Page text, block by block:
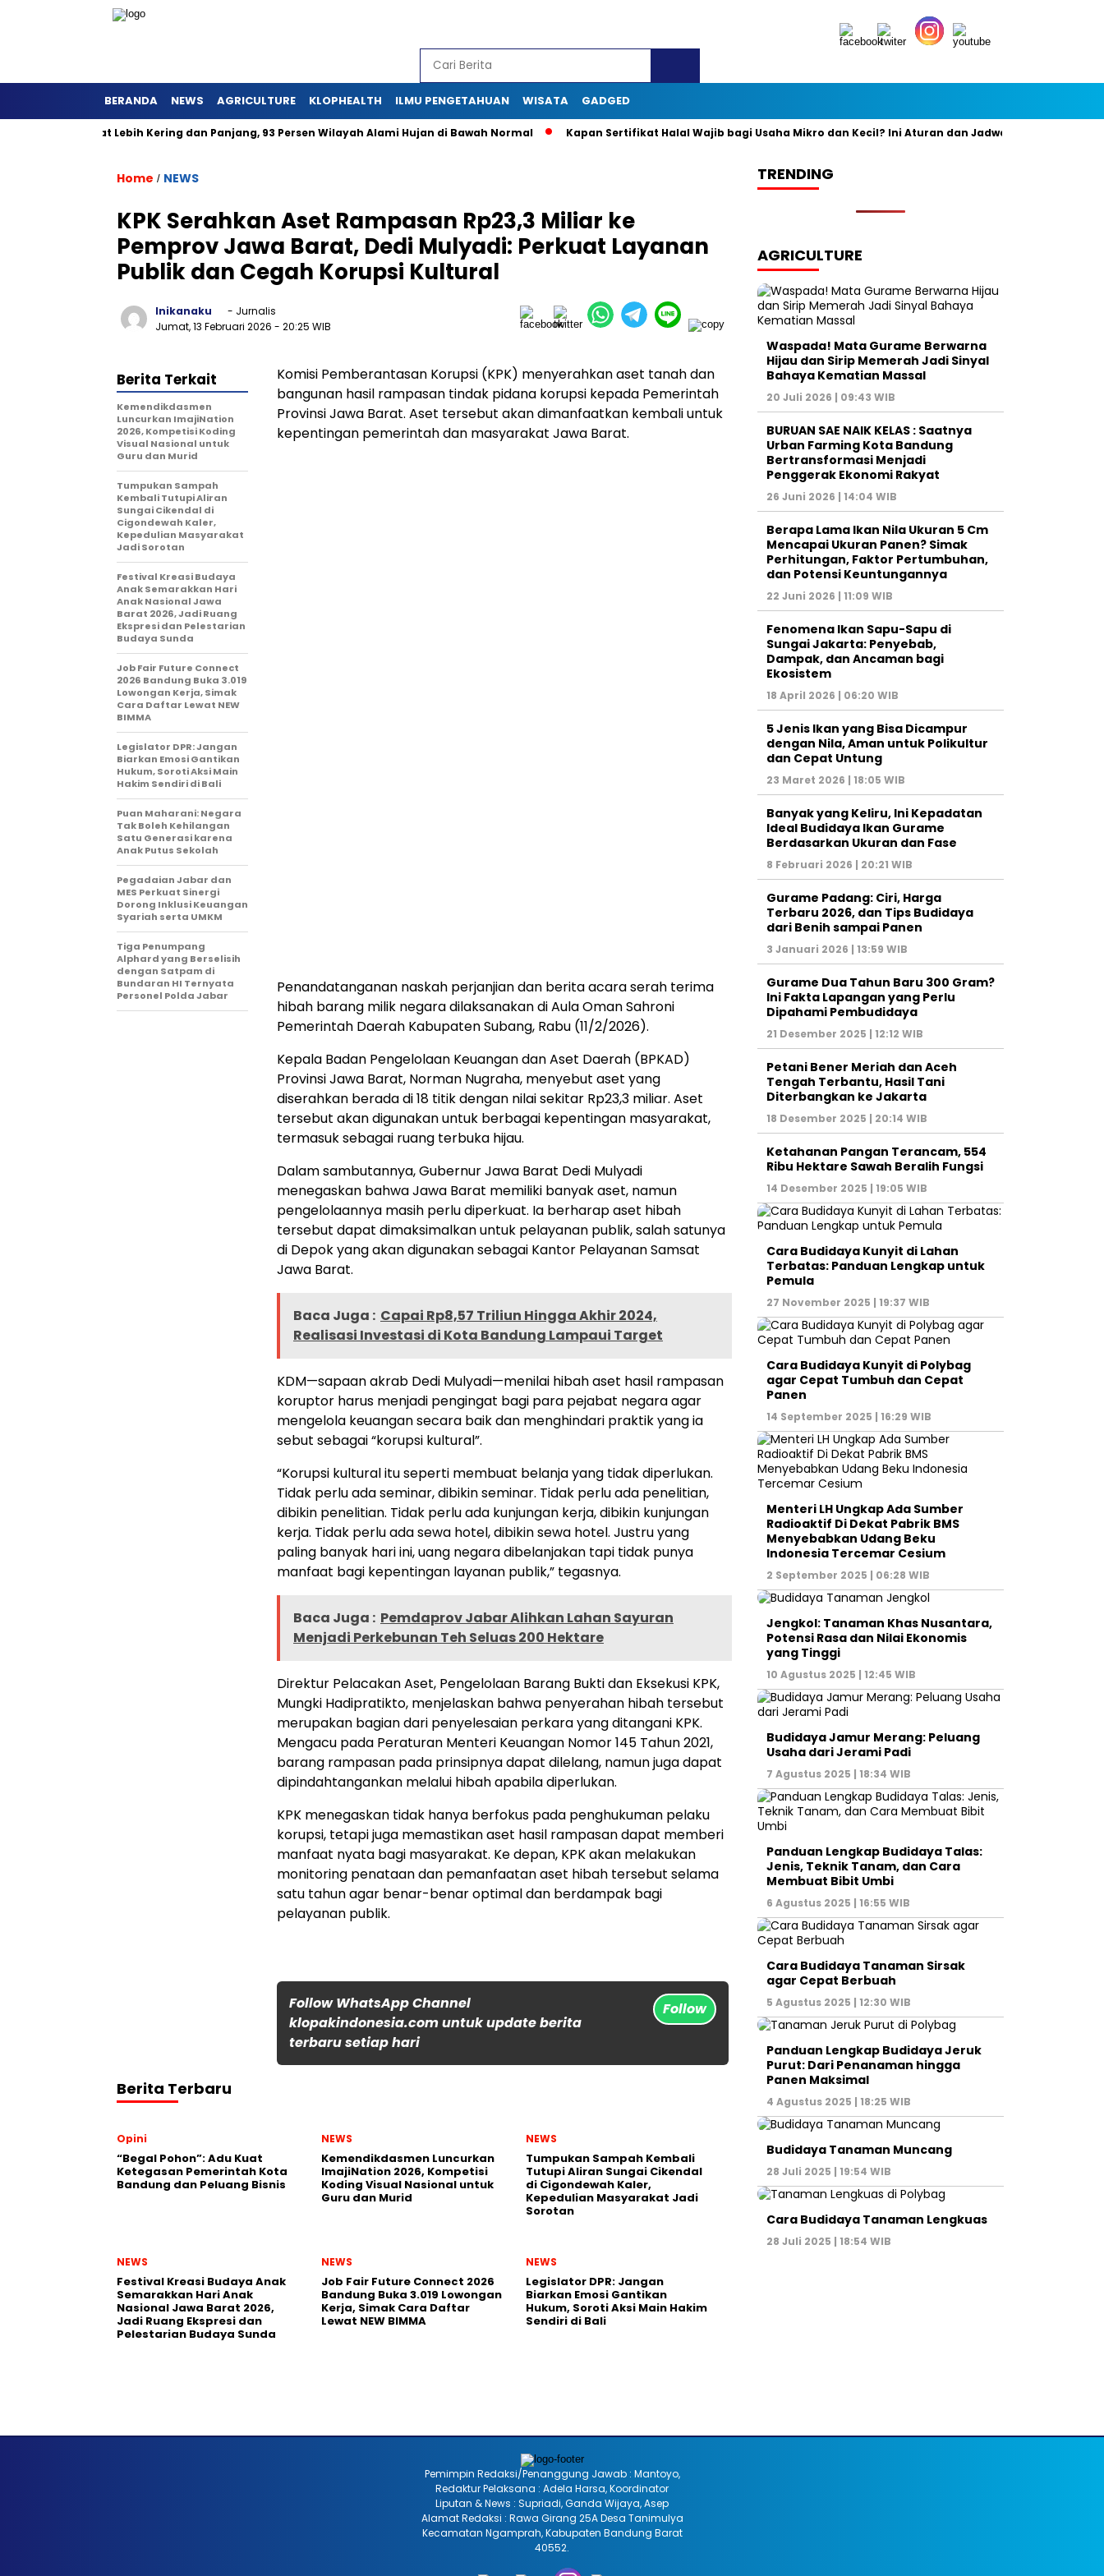
BERANDA NEWS AGRICULTURE KLOPHEALTH ILMU PENGETAHUAN WISATA GADGED
di Jawa Barat Lebih Kering dan Panjang, 93 Persen Wilayah Alami Hujan di Bawah Normal Kapan Sertifikat Halal Wajib bagi Usaha Mikro dan Kecil? Ini Aturan dan Jadwal Resminya
Home / NEWS
KPK Serahkan Aset Rampasan Rp23,3 Miliar ke
Pemprov Jawa Barat, Dedi Mulyadi: Perkuat Layanan
Publik dan Cegah Korupsi Kultural
Inikanaku
- Jurnalis
Jumat, 13 Februari 2026 - 20:25 WIB
Komisi Pemberantasan Korupsi (KPK) menyerahkan aset tanah dan
bangunan hasil rampasan tindak pidana korupsi kepada Pemerintah
Provinsi Jawa Barat. Aset tersebut akan dimanfaatkan kembali untuk
kepentingan pemerintah dan masyarakat Jawa Barat.
Penandatanganan naskah perjanjian dan berita acara serah terima
hibah barang milik negara dilaksanakan di Aula Oman Sahroni
Pemerintah Daerah Kabupaten Subang, Rabu (11/2/2026).
Kepala Badan Pengelolaan Keuangan dan Aset Daerah (BPKAD)
Provinsi Jawa Barat, Norman Nugraha, menyebut aset yang
diserahkan berada di 18 titik dengan nilai sekitar Rp23,3 miliar. Aset
tersebut akan digunakan untuk berbagai kepentingan masyarakat,
termasuk sebagai ruang terbuka hijau.
Dalam sambutannya, Gubernur Jawa Barat Dedi Mulyadi
menegaskan bahwa Jawa Barat memiliki banyak aset, namun
pengelolaannya masih perlu diperkuat. Ia berharap aset hibah
tersebut dapat dimaksimalkan untuk pelayanan publik, salah satunya
di Depok yang akan digunakan sebagai Kantor Pelayanan Samsat
Jawa Barat.
Baca Juga : Capai Rp8,57 Triliun Hingga Akhir 2024,
Realisasi Investasi di Kota Bandung Lampaui Target
KDM—sapaan akrab Dedi Mulyadi—menilai hibah aset hasil rampasan
koruptor harus menjadi pengingat bagi para pejabat negara agar
mengelola keuangan secara baik dan menghindari praktik yang ia
sebut sebagai “korupsi kultural”.
“Korupsi kultural itu seperti membuat belanja yang tidak diperlukan.
Tidak perlu ada seminar, dibikin seminar. Tidak perlu ada penelitian,
dibikin penelitian. Tidak perlu ada kunjungan kerja, dibikin kunjungan
kerja. Tidak perlu ada sewa hotel, dibikin sewa hotel. Justru yang
paling banyak hari ini, uang negara dibelanjakan tapi tidak punya
manfaat bagi kepentingan layanan publik,” tegasnya.
Baca Juga : Pemdaprov Jabar Alihkan Lahan Sayuran
Menjadi Perkebunan Teh Seluas 200 Hektare
Direktur Pelacakan Aset, Pengelolaan Barang Bukti dan Eksekusi KPK,
Mungki Hadipratikto, menjelaskan bahwa penyerahan hibah tersebut
merupakan bagian dari penyelesaian perkara yang ditangani KPK.
Mengacu pada Peraturan Menteri Keuangan Nomor 145 Tahun 2021,
barang rampasan pada prinsipnya dapat dilelang, namun juga dapat
dipindahtangankan melalui hibah apabila diperlukan.
KPK menegaskan tidak hanya berfokus pada penghukuman pelaku
korupsi, tetapi juga memastikan aset hasil rampasan dapat memberi
manfaat nyata bagi masyarakat. Ke depan, KPK akan melakukan
monitoring penataan dan pemanfaatan aset hibah tersebut selama
satu tahun agar benar-benar optimal dan berdampak bagi
pelayanan publik.
Follow WhatsApp Channel
klopakindonesia.com untuk update berita
terbaru setiap hari
Follow
Berita Terkait
Kemendikdasmen
Luncurkan ImajiNation
2026, Kompetisi Koding
Visual Nasional untuk
Guru dan Murid
Tumpukan Sampah
Kembali Tutupi Aliran
Sungai Cikendal di
Cigondewah Kaler,
Kepedulian Masyarakat
Jadi Sorotan
Festival Kreasi Budaya
Anak Semarakkan Hari
Anak Nasional Jawa
Barat 2026, Jadi Ruang
Ekspresi dan Pelestarian
Budaya Sunda
Job Fair Future Connect
2026 Bandung Buka 3.019
Lowongan Kerja, Simak
Cara Daftar Lewat NEW
BIMMA
Legislator DPR: Jangan
Biarkan Emosi Gantikan
Hukum, Soroti Aksi Main
Hakim Sendiri di Bali
Puan Maharani: Negara
Tak Boleh Kehilangan
Satu Generasi karena
Anak Putus Sekolah
Pegadaian Jabar dan
MES Perkuat Sinergi
Dorong Inklusi Keuangan
Syariah serta UMKM
Tiga Penumpang
Alphard yang Berselisih
dengan Satpam di
Bundaran HI Ternyata
Personel Polda Jabar
Berita Terbaru
Opini
“Begal Pohon”: Adu Kuat
Ketegasan Pemerintah Kota
Bandung dan Peluang Bisnis
NEWS
Kemendikdasmen Luncurkan
ImajiNation 2026, Kompetisi
Koding Visual Nasional untuk
Guru dan Murid
NEWS
Tumpukan Sampah Kembali
Tutupi Aliran Sungai Cikendal
di Cigondewah Kaler,
Kepedulian Masyarakat Jadi
Sorotan
NEWS
Festival Kreasi Budaya Anak
Semarakkan Hari Anak
Nasional Jawa Barat 2026,
Jadi Ruang Ekspresi dan
Pelestarian Budaya Sunda
NEWS
Job Fair Future Connect 2026
Bandung Buka 3.019 Lowongan
Kerja, Simak Cara Daftar
Lewat NEW BIMMA
NEWS
Legislator DPR: Jangan
Biarkan Emosi Gantikan
Hukum, Soroti Aksi Main Hakim
Sendiri di Bali
TRENDING
AGRICULTURE
Waspada! Mata Gurame Berwarna
Hijau dan Sirip Memerah Jadi Sinyal
Bahaya Kematian Massal
20 Juli 2026 | 09:43 WIB
BURUAN SAE NAIK KELAS : Saatnya
Urban Farming Kota Bandung
Bertransformasi Menjadi
Penggerak Ekonomi Rakyat
26 Juni 2026 | 14:04 WIB
Berapa Lama Ikan Nila Ukuran 5 Cm
Mencapai Ukuran Panen? Simak
Perhitungan, Faktor Pertumbuhan,
dan Potensi Keuntungannya
22 Juni 2026 | 11:09 WIB
Fenomena Ikan Sapu-Sapu di
Sungai Jakarta: Penyebab,
Dampak, dan Ancaman bagi
Ekosistem
18 April 2026 | 06:20 WIB
5 Jenis Ikan yang Bisa Dicampur
dengan Nila, Aman untuk Polikultur
dan Cepat Untung
23 Maret 2026 | 18:05 WIB
Banyak yang Keliru, Ini Kepadatan
Ideal Budidaya Ikan Gurame
Berdasarkan Ukuran dan Fase
8 Februari 2026 | 20:21 WIB
Gurame Padang: Ciri, Harga
Terbaru 2026, dan Tips Budidaya
dari Benih sampai Panen
3 Januari 2026 | 13:59 WIB
Gurame Dua Tahun Baru 300 Gram?
Ini Fakta Lapangan yang Perlu
Dipahami Pembudidaya
21 Desember 2025 | 12:12 WIB
Petani Bener Meriah dan Aceh
Tengah Terbantu, Hasil Tani
Diterbangkan ke Jakarta
18 Desember 2025 | 20:14 WIB
Ketahanan Pangan Terancam, 554
Ribu Hektare Sawah Beralih Fungsi
14 Desember 2025 | 19:05 WIB
Cara Budidaya Kunyit di Lahan
Terbatas: Panduan Lengkap untuk
Pemula
27 November 2025 | 19:37 WIB
Cara Budidaya Kunyit di Polybag
agar Cepat Tumbuh dan Cepat
Panen
14 September 2025 | 16:29 WIB
Menteri LH Ungkap Ada Sumber
Radioaktif Di Dekat Pabrik BMS
Menyebabkan Udang Beku
Indonesia Tercemar Cesium
2 September 2025 | 06:28 WIB
Jengkol: Tanaman Khas Nusantara,
Potensi Rasa dan Nilai Ekonomis
yang Tinggi
10 Agustus 2025 | 12:45 WIB
Budidaya Jamur Merang: Peluang
Usaha dari Jerami Padi
7 Agustus 2025 | 18:34 WIB
Panduan Lengkap Budidaya Talas:
Jenis, Teknik Tanam, dan Cara
Membuat Bibit Umbi
6 Agustus 2025 | 16:55 WIB
Cara Budidaya Tanaman Sirsak
agar Cepat Berbuah
5 Agustus 2025 | 12:30 WIB
Panduan Lengkap Budidaya Jeruk
Purut: Dari Penanaman hingga
Panen Maksimal
4 Agustus 2025 | 18:25 WIB
Budidaya Tanaman Muncang
28 Juli 2025 | 19:54 WIB
Cara Budidaya Tanaman Lengkuas
28 Juli 2025 | 18:54 WIB
Pemimpin Redaksi/Penanggung Jawab : Mantoyo,
Redaktur Pelaksana : Adela Harsa, Koordinator
Liputan & News : Supriadi, Ganda Wijaya, Asep
Alamat Redaksi : Rawa Girang 25A Desa Tanimulya
Kecamatan Ngamprah, Kabupaten Bandung Barat
40552.